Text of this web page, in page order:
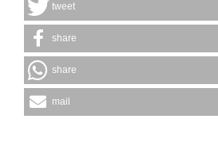
tweet
share
share
mail